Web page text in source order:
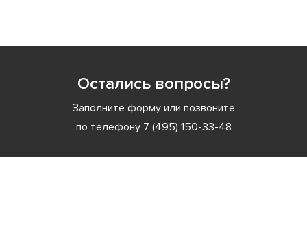
Остались вопросы?
Заполните форму или позвоните
по телефону 7 (495) 150-33-48